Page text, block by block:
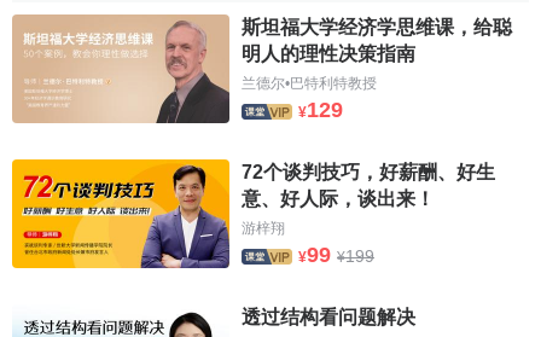
式中，V為標準差繫數。一般地，V越小，項目的相對風
值、凈現值標準差和標準差繫數，可以用來選擇投資方案。
判斷投資方案優劣的標準是：期望值相同、標準差小的方案
為優；標準差相同、期望值大的方案為優；標準差繫數小的
方案為優。
6、計算凈現值大於或等於零時的累計概率。累計概率值
斯坦福大学经济学思维课，给聪
明人的理性决策指南
兰德尔•巴特利特教授
¥129
72个谈判技巧，好薪酬、好生
意、好人际，谈出来！
游梓翔
¥99 ¥199
透过结构看问题解决